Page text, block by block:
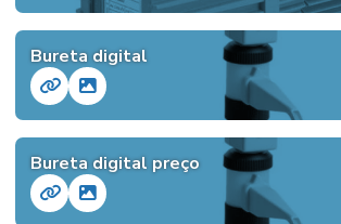
Bureta digital
Bureta digital preço